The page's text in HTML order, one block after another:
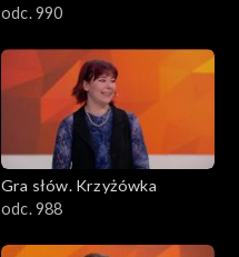
odc. 990
Gra słów. Krzyżówka
odc. 988